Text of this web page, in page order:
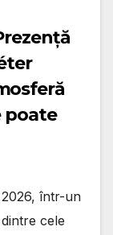
poate
într-un
cele